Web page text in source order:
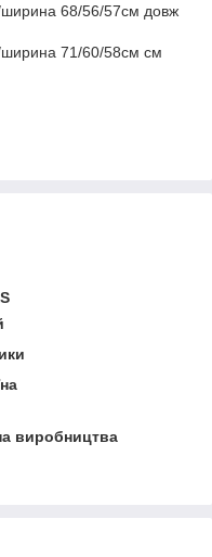
ширина 68/56/57см довж
ширина 71/60/58см см
виробництва